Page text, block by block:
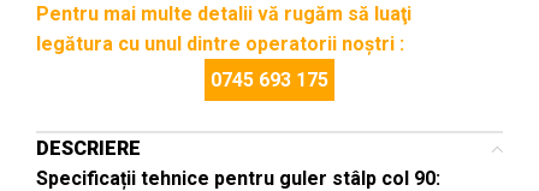
Pentru mai multe detalii vă rugăm să luaţi
legătura cu unul dintre operatorii noştri :
0745 693 175
DESCRIERE
Specificații tehnice pentru guler stâlp col 90: